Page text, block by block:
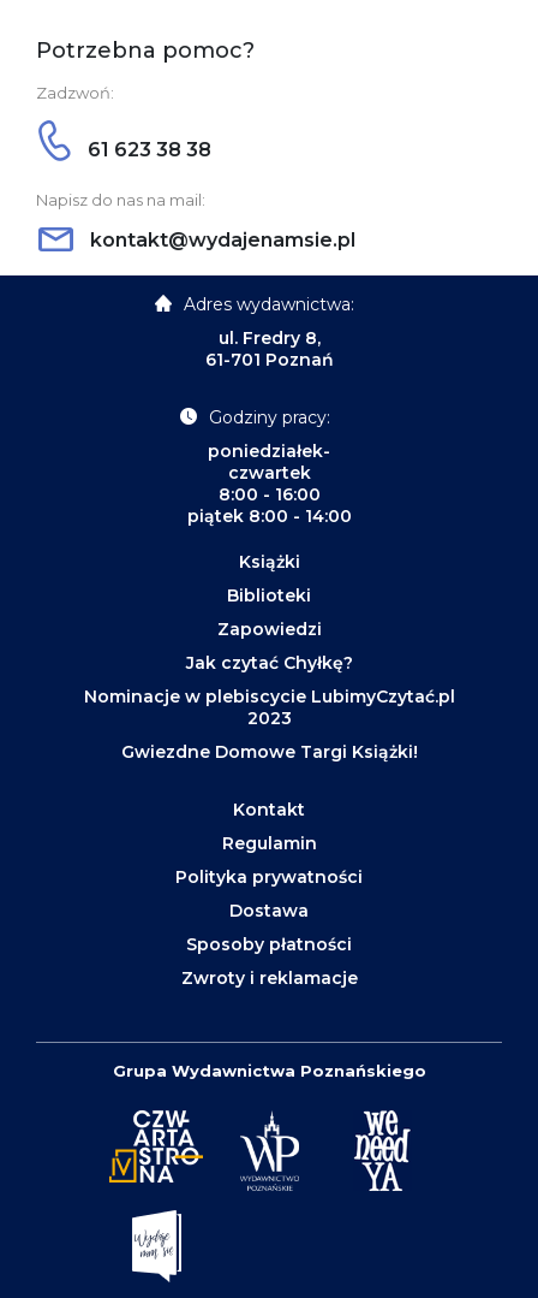
Potrzebna pomoc?
Zadzwoń:
61 623 38 38
Napisz do nas na mail:
kontakt@wydajenamsie.pl
Adres wydawnictwa:
ul. Fredry 8,
61-701 Poznań
Godziny pracy:
poniedziałek-
czwartek
8:00 - 16:00
piątek 8:00 - 14:00
Książki
Biblioteki
Zapowiedzi
Jak czytać Chyłkę?
Nominacje w plebiscycie LubimyCzytać.pl
2023
Gwiezdne Domowe Targi Książki!
Kontakt
Regulamin
Polityka prywatności
Dostawa
Sposoby płatności
Zwroty i reklamacje
Grupa Wydawnictwa Poznańskiego